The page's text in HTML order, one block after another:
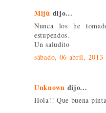
Mijú dijo...
Nunca los he
estupendos.
Un saludito
sábado, 06 abril, 2013
Unknown dijo...
Hola!! Que buena